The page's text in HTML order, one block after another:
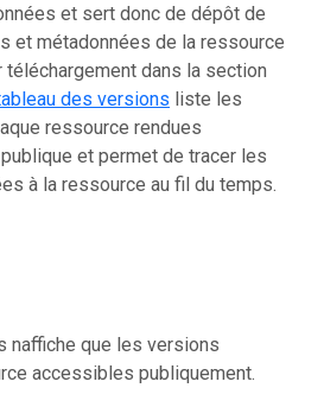
et sert donc de dépôt de
et métadonnées de la ressource
dans la section
des versions liste les
ressource rendues
et permet de tracer les
à la ressource au fil du temps.
naffiche que les versions
accessibles publiquement.